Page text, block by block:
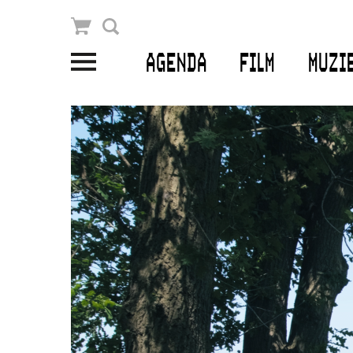
AGENDA FILM
Winkelmandje
PLAN JE BEZOEK
Openingstijden & contact
Bereikbaarheid
Kaartverkoop
EDUCATIE
Schoolvoorstellingen
Filmprogramma’s Primair Onderwijs